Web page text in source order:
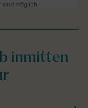
sind möglich.
inmitten